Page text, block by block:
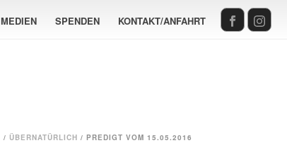
MEDIEN SPENDEN KONTAKT/ANFAHRT
/ ÜBERNATÜRLICH / PREDIGT VOM 15.05.2016